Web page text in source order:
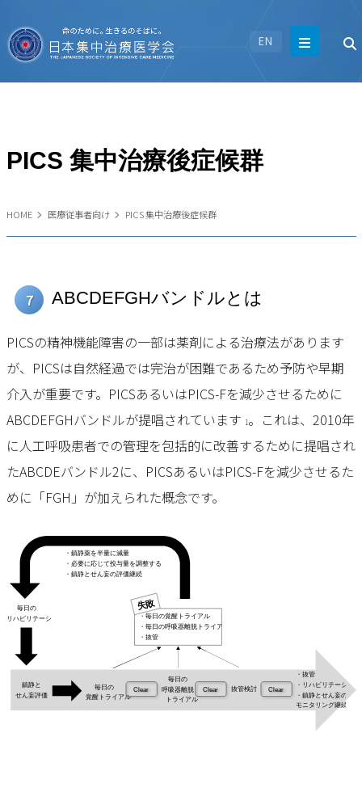
EN
HOME 医療従事者向け PICS 集中治療後症候群
PICS 集中治療後症候群
7 ABCDEFGHバンドルとは
PICSの精神機能障害の一部は薬剤による治療法があります
が、PICSは自然経過では完治が困難であるため予防や早期
介入が重要です。PICSあるいはPICS-Fを減少させるために
ABCDEFGHバンドルが提唱されています 1。これは、2010年
に人工呼吸患者での管理を包括的に改善するために提唱され
たABCDEバンドル2に、PICSあるいはPICS-Fを減少させるた
めに「FGH」が加えられた概念です。